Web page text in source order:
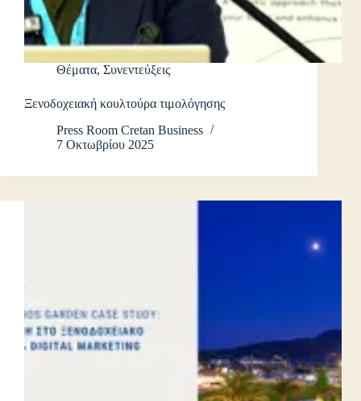
Θέματα, Συνεντεύξεις
Ξενοδοχειακή κουλτούρα τιμολόγησης
Press Room Cretan Business
7 Οκτωβρίου 2025